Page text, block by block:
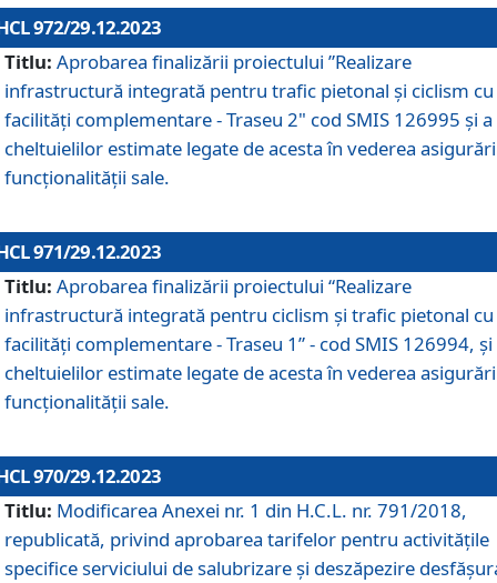
972/29.12.2023
Titlu: Aprobarea finalizării proiectului ”Realizare
infrastructură integrată pentru trafic pietonal și ciclism cu
facilități complementare - Traseu 2" cod SMIS 126995 și a
cheltuielilor estimate legate de acesta în vederea
funcționalității sale.
971/29.12.2023
Titlu: Aprobarea finalizării proiectului “Realizare
infrastructură integrată pentru ciclism şi trafic pietonal cu
facilităţi complementare - Traseu 1” - cod SMIS 126994, și
cheltuielilor estimate legate de acesta în vederea
funcționalității sale.
970/29.12.2023
Titlu: Modificarea Anexei nr. 1 din H.C.L. nr. 791/2018,
republicată, privind aprobarea tarifelor pentru activitățile
specifice serviciului de salubrizare și deszăpezire